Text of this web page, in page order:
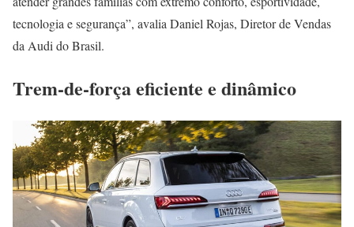
tecnologia e segurança”, avalia Daniel Rojas, Diretor de Vendas
da Audi do Brasil.
Trem-de-força eficiente e dinâmico